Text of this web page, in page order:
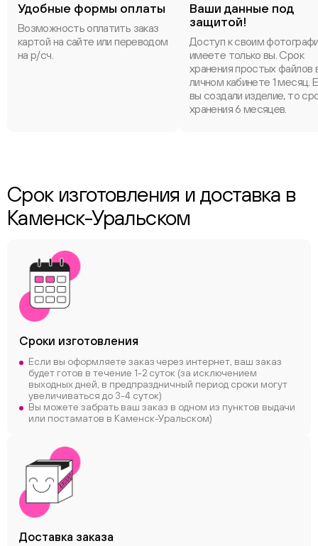
Удобные формы оплаты
Возможность оплатить заказ
картой на сайте или переводом
на р/сч.
Ваши данные под
защитой!
Доступ к своим
имеете только вы. Срок
хранения простых файлов
личном кабинете 1 месяц.
вы создали изделие, то
хранения 6 месяцев.
Срок изготовления и доставка в
Каменск-Уральском
Сроки изготовления
Если вы оформляете заказ через интернет, ваш заказ
будет готов в течение 1-2 суток (за исключением
выходных дней, в предпраздничный период сроки могут
увеличиваться до 3-4 суток)
Вы можете забрать ваш заказ в одном из пунктов выдачи
или постаматов в Каменск-Уральском)
Доставка заказа